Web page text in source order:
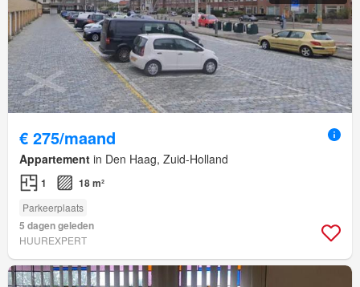
€ 275/maand
Appartement in Den Haag, Zuid-Holland
1 18 m²
Parkeerplaats
5 dagen geleden
HUUREXPERT